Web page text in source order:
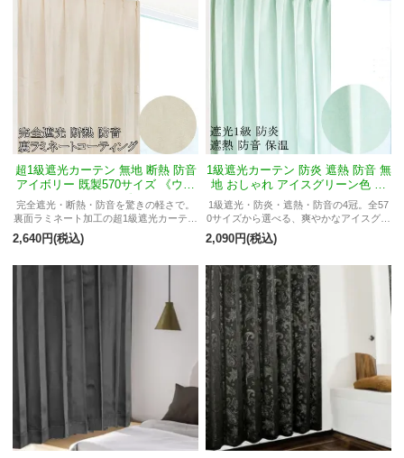
超1級遮光カーテン 無地 断熱 防音
アイボリー 既製570サイズ 《ウル
トラライト》
完全遮光・断熱・防音を驚きの軽さで。
裏面ラミネート加工の超1級遮光カーテン
「ウルトラライト」。
2,640円(税込)
1級遮光カーテン 防炎 遮熱 防音 無
地 おしゃれ アイスグリーン色 ロ
イヤル
1級遮光・防炎・遮熱・防音の4冠。全57
0サイズから選べる、爽やかなアイスグリ
ーンの高機能カーテン。
2,090円(税込)